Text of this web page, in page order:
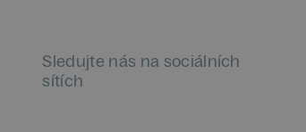
Sledujte nás na sociálních
sítích